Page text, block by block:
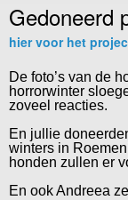
Gedoneerd
hier voor het
De foto’s van de
horrorwinter
zoveel reacties.
En jullie
winters in
honden zullen er
En ook Andreea